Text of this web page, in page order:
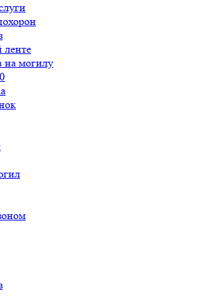
ленте
на могилу